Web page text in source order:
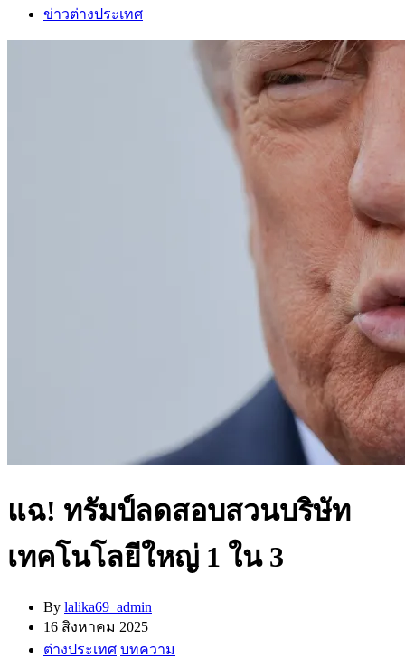
ข่าวต่างประเทศ
แฉ! ทรัมป์ลดสอบสวนบริษัท
เทคโนโลยีใหญ่ 1 ใน 3
By lalika69_admin
16 สิงหาคม 2025
ต่างประเทศ บทความ